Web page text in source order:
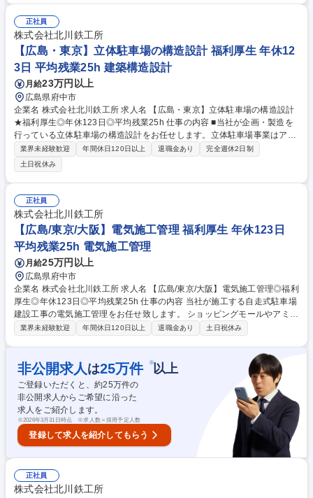
カーの既存顧客への関係構築、情報収集 ・客先要望のヒアリング、仕様検
討 ・プレゼンテーション、見積もり ・現地の立ち上げや試運転の立会
い、サービス部門への引継 ・新規顧客獲得のための商品PR 募集職種 ★2
卒歓迎【名古屋】コンクリートプラント営業/年休123日/スタンダード上場
正社員
株式会社北川鉄工所
【広島・東京】立体駐車場の構造設計 福利厚生 年休12
3日 平均残業25h 建築構造設計
月給23万円以上
広島県府中市
企業名 株式会社北川鉄工所 求人名 【広島・東京】立体駐車場の構造設計
★福利厚生◎年休123日◎平均残業25h 仕事の内容 ■当社が企画・製造を
行っている立体駐車場の構造設計をお任せします。立体駐車場事業はアフ
ターコロナに向け今後益々のニーズ拡大を想定しており、組織強化に向け
た増員での採用です。 【具体的には】 ◆構造計画 ◆概算設計及び実施設
計 ◆外注管理 ◆検図業務 設計する案件は数億～数十億規模の立体駐車場
となります。日頃利用するショッピングモールなどの施設でも導入されて
おり、ご自身が携わった製品が身近に利用されるシーンにやりがいを感じ
ることができるポジションです。 募集職種 【広島・東京】立体駐車場の
構造設計★福利厚生◎年休123日◎平均残業25h
業界未経験歓迎 年間休日120日以上 退職金あり
完全週休2日制
土日祝休み
正社員
株式会社北川鉄工所
【広島/東京/大阪】電気施工管理 福利厚生 年休123日
平均残業25h 電気施工管理
月給25万円以上
広島県府中市
企業名 株式会社北川鉄工所 求人名 【広島/東京/大阪】電気施工管理◎福利
厚生◎年休123日◎平均残業25h 仕事の内容 当社が施工する自走式駐車場
建設工事の電気施工管理をお任せ致します。 ショッピングモールやアミュ
ーズメント施設、大型病院など、私たちが日頃から目にする施設の駐車場
程、原価管理 ■施工計画の作成(工程計画など) ■施工図面作成(電気工事な
ど) ■現地調査 ※工事実務は行いません 電気施工管理のポジションです
が、内勤がメインです。 現場に常駐はせず、週に1回程度は定例会などで
出張が発生します。 募集職種 【広島/東京/大阪】電気施工管理◎福利厚生
◎年休123日◎平均残業25h
業界未経験歓迎 年間休日120日以上 退職金あり 土日祝休み
非公開求人 は25万件 ※以上
ご登録いただくと、約25万件の
非公開求人からご希望に沿った
求人をご紹介します。
※2026年3月31日時点 ※求人数＝採用予定人数
登録して求人を紹介してもらう
正社員
株式会社北川鉄工所